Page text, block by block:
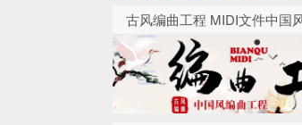
古风编曲工程 MIDI文件中国